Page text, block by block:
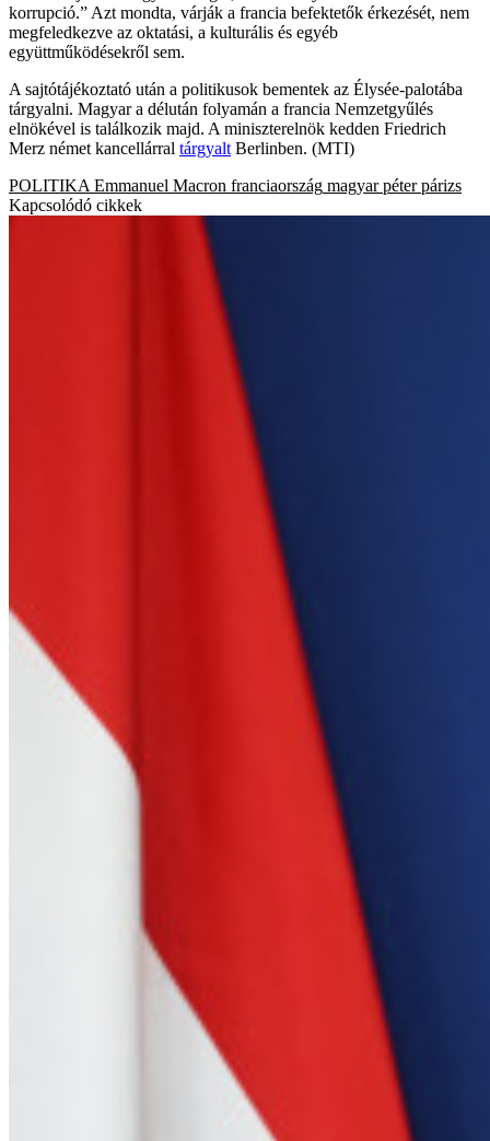
korrupció.” Azt mondta, várják a francia befektetők érkezését, nem
megfeledkezve az oktatási, a kulturális és egyéb
együttműködésekről sem.
A sajtótájékoztató után a politikusok bementek az Élysée-palotába
tárgyalni. Magyar a délután folyamán a francia Nemzetgyűlés
elnökével is találkozik majd. A miniszterelnök kedden Friedrich
Merz német kancellárral tárgyalt Berlinben. (MTI)
POLITIKA Emmanuel Macron franciaország magyar péter párizs
Kapcsolódó cikkek